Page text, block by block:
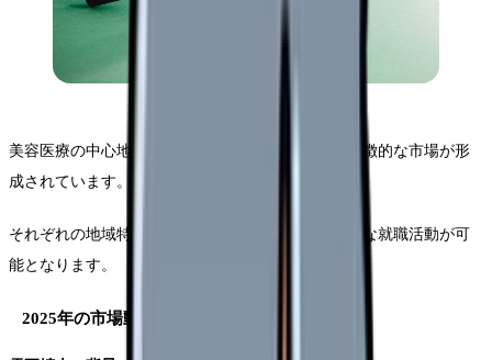
美容医療の中心地である東京では、エリアごとに特徴的な市場が形
成されています。
それぞれの地域特性を理解することで、より効果的な就職活動が可
能となります。
2025年の市場動向と特徴